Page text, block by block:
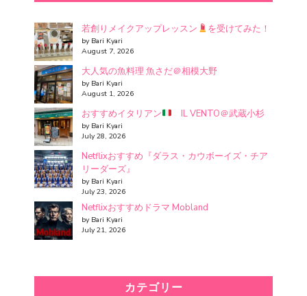
若創りメイクアップレッスン を受けてみた！
by Bari Kyari
August 7, 2026
大人気の魚料理 魚さだ＠相模大野
by Bari Kyari
August 1, 2026
おすすめイタリアン IL VENTO＠武蔵小杉
by Bari Kyari
July 28, 2026
Netflixおすすめ『ダラス・カウボーイズ・チア
リーダーズ』
by Bari Kyari
July 23, 2026
Netflixおすすめドラマ Mobland
by Bari Kyari
July 21, 2026
カテゴリー